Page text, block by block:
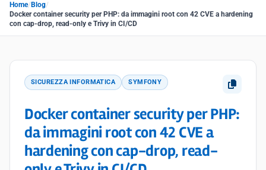
Home/ Blog/
Docker container security per PHP: da immagini root con 42 CVE a hardening
con cap-drop, read-only e Trivy in CI/CD
SICUREZZA INFORMATICA SYMFONY
Docker container security per PHP:
da immagini root con 42 CVE a
hardening con cap-drop, read-